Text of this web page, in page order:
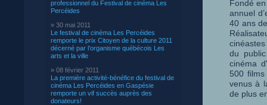
professionnel du Festival de cinéma Les
Percéides
» 30 mai 2011
Le festival de cinéma Les Percéides
remporte le prix Citoyen de la culture 2011
décerné par l’organisme québécois Les
arts et la ville
» 08 février 2011
La première activité-bénéfice du festival de
cinéma Les Percéides en Gaspésie
remporte un vif succès auprès des
donateurs!
Fondé
annuel
40 ans
du
cinéma
500 films
venus à
de plus